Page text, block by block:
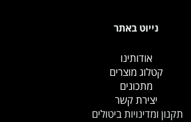
נייוט באתר
אודותינו
קטלוג מוצרים
מתכונים
יצירת קשר
תקנון ומדינויות ביטולים